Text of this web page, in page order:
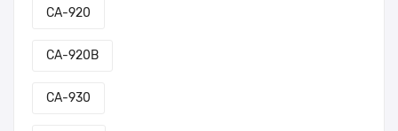
CA-920
CA-920B
CA-930